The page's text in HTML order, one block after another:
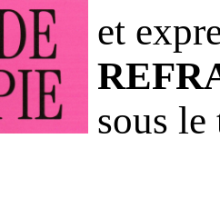
et
sous le